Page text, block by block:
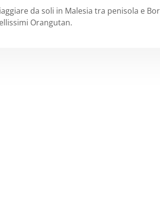
da soli in Malesia tra penisola e
Orangutan.